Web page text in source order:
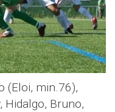
(Eloi, min.76),
Hidalgo, Bruno,